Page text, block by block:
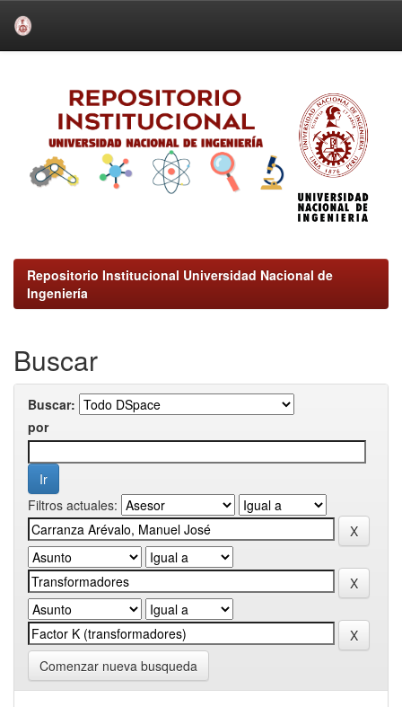
Repositorio Institucional Universidad Nacional de
Ingeniería
Buscar
Buscar:
por
Filtros actuales:
Comenzar nueva busqueda